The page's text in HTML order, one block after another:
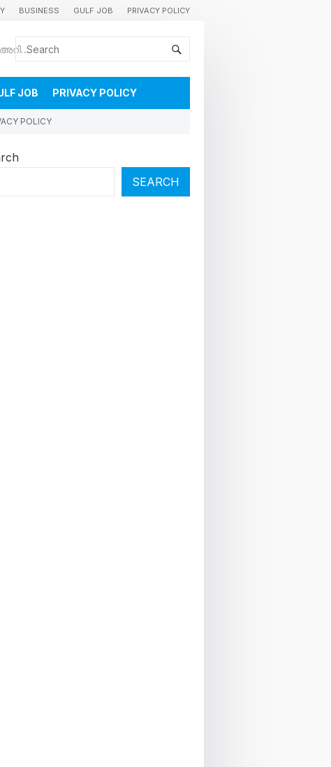
BUSINESS GULF JOB PRIVACY POLICY
കുവൈറ്റിലെ വാർത്തകളും വിശേഷങ്ങളും തൽസമയം അറിയാൻ
JOB PRIVACY POLICY
POLICY
SEARCH